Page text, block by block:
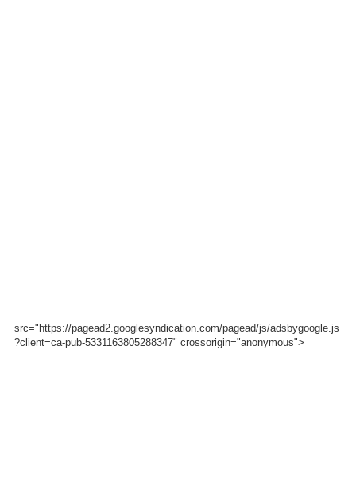
src="https://pagead2.googlesyndication.com/pagead/js/adsbygoogle.js
?client=ca-pub-5331163805288347" crossorigin="anonymous">